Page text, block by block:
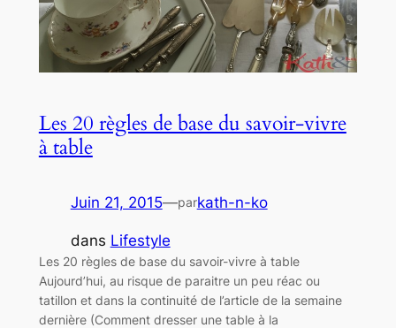
Les 20 règles de base du savoir-vivre
à table
Juin 21, 2015—parkath-n-ko
dans Lifestyle
Les 20 règles de base du savoir-vivre à table
Aujourd’hui, au risque de paraitre un peu réac ou
tatillon et dans la continuité de l’article de la semaine
dernière (Comment dresser une table à la